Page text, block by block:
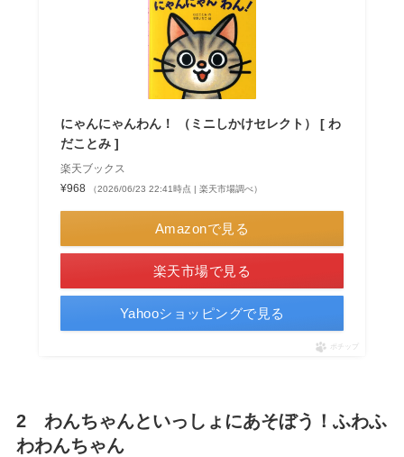
にゃんにゃんわん！ （ミニしかけセレクト） [ わ
だことみ ]
楽天ブックス
¥968
（2026/06/23 22:41時点 | 楽天市場調べ）
Amazonで見る
楽天市場で見る
Yahooショッピングで見る
ポチップ
2 わんちゃんといっしょにあそぼう！ふわふ
わわんちゃん